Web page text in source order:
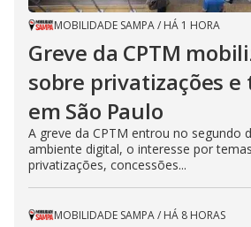
MOBILIDADE SAMPA/ HÁ 1 HORA
Greve da CPTM
sobre privatizações
em São Paulo
A greve da CPTM entrou no segundo
ambiente digital, o interesse por
privatizações, concessões...
MOBILIDADE SAMPA/ HÁ 8 HORAS